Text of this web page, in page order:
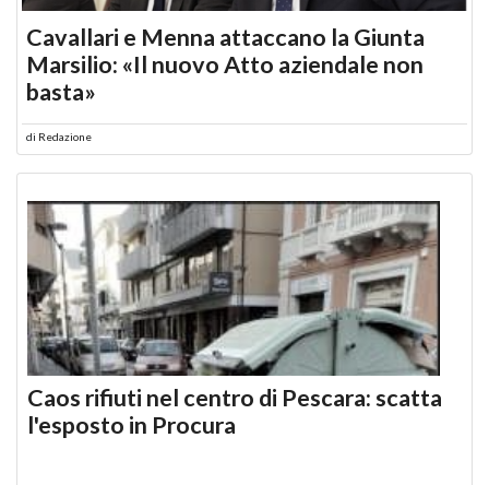
Cavallari e Menna attaccano la Giunta
Marsilio: «Il nuovo Atto aziendale non
basta»
di Redazione
Caos rifiuti nel centro di Pescara: scatta
l'esposto in Procura